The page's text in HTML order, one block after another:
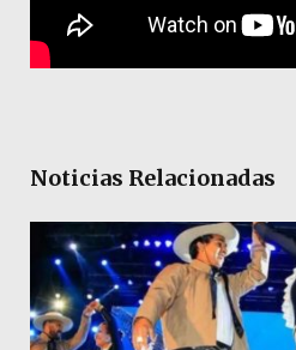
Noticias Relacionadas